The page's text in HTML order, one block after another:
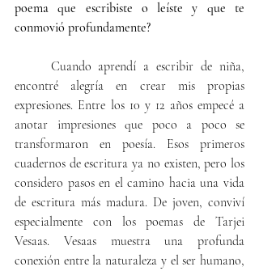
poema que escribiste o leíste y que te
conmovió profundamente?
Cuando aprendí a escribir de niña,
encontré alegría en crear mis propias
expresiones. Entre los 10 y 12 años empecé a
anotar impresiones que poco a poco se
transformaron en poesía. Esos primeros
cuadernos de escritura ya no existen, pero los
considero pasos en el camino hacia una vida
de escritura más madura. De joven, conviví
especialmente con los poemas de Tarjei
Vesaas. Vesaas muestra una profunda
conexión entre la naturaleza y el ser humano,